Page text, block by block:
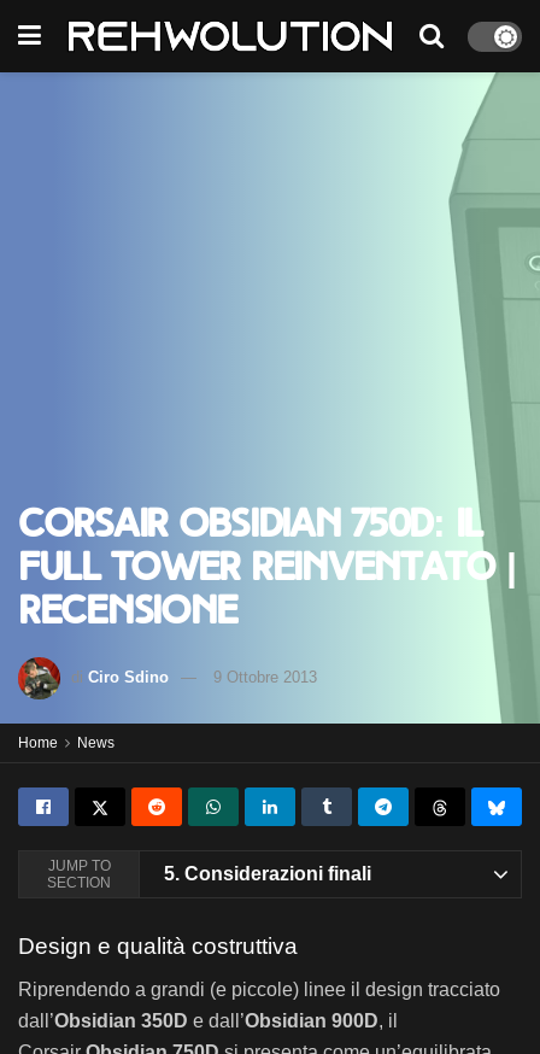
Corsair Obsidian 750D: il
full tower reinventato |
Recensione
di Ciro Sdino 9 Ottobre 2013
Home News
JUMP TO
SECTION
5. Considerazioni finali
Design e qualità costruttiva
Riprendendo a grandi (e piccole) linee il design tracciato
dall’Obsidian 350D e dall’Obsidian 900D, il